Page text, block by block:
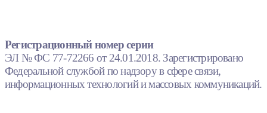
Регистрационный номер серии
ЭЛ № ФС 77-72266 от 24.01.2018. Зарегистрировано
Федеральной службой по надзору в сфере связи,
информационных технологий и массовых коммуникаций.